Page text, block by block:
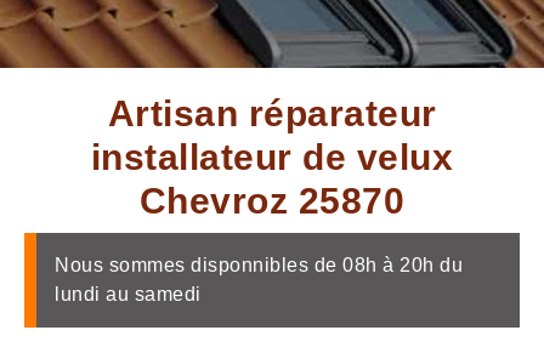
Artisan réparateur
installateur de velux
Chevroz 25870
Nous sommes disponnibles de 08h à 20h du
lundi au samedi